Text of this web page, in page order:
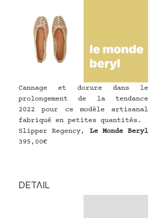
Cannage et dorure dans le
prolongement de la tendance
2022 pour ce modèle artisanal
fabriqué en petites quantités.
Slipper Regency, Le Monde Beryl
395,00€
DETAIL